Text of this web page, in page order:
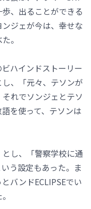
、出ることができる
ジェが今は、幸せな
。
ハインドストーリー
、「元々、テソンが
れでソンジェとテソ
を使って、テソンは
し、「警察学校に通
う設定もあった。ま
バンドECLIPSEでい